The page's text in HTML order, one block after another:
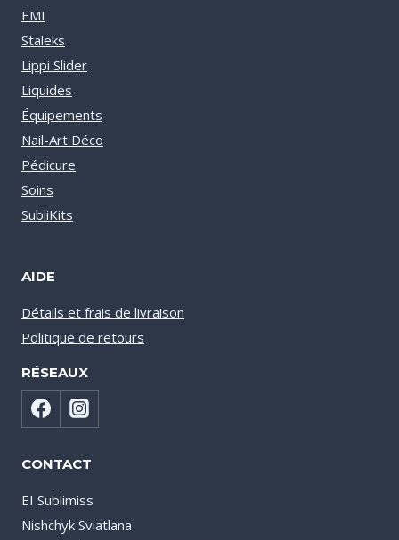
EMI
Staleks
Lippi Slider
Liquides
Équipements
Nail-Art Déco
Pédicure
Soins
SubliKits
AIDE
Détails et frais de livraison
Politique de retours
RÉSEAUX
CONTACT
EI Sublimiss
Nishchyk Sviatlana